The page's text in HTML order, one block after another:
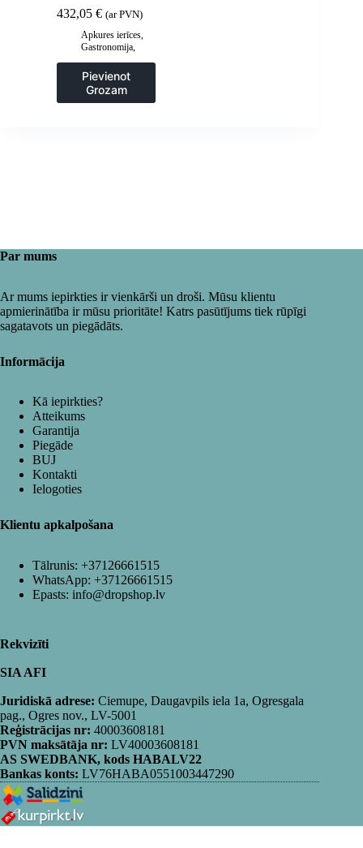
propāna-butāna 2 x
3000 30 mbarā
432,05 € (ar PVN)
Apkures ierīces,
Gastronomija,
sildīšanas
plāksnes,Grila
šķīvji,Virtuve
Pievienot
Grozam
Par mums
Ar mums iepirkties ir vienkārši un droši. Mūsu klientu
apmierinātība ir mūsu prioritāte! Katrs pasūtījums tiek rūpīgi
sagatavots un piegādāts.
Informācija
Kā iepirkties?
Atteikums
Garantija
Piegāde
BUJ
Kontakti
Ielogoties
Klientu apkalpošana
Tālrunis: +37126661515
WhatsApp: +37126661515
Epasts: info@dropshop.lv
Rekvizīti
SIA AFI
Juridiskā adrese: Ciemupe, Daugavpils iela 1a, Ogresgala
pag., Ogres nov., LV-5001
Reģistrācijas nr: 40003608181
PVN maksātāja nr: LV40003608181
AS SWEDBANK, kods HABALV22
Bankas konts: LV76HABA0551003447290